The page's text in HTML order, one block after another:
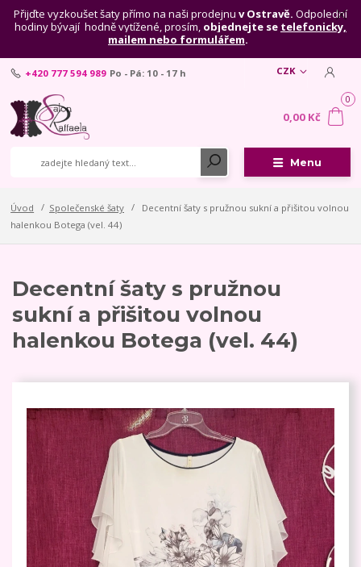
Přijďte vyzkoušet šaty přímo na naši prodejnu v Ostravě. Odpolední
hodiny bývají hodně vytížené, prosím, objednejte se telefonicky,
mailem nebo formulářem.
Menu
CZK
+420 777 594 989 Po - Pá: 10 - 17 h
0
0,00 Kč
Úvod Společenské šaty
Decentní šaty s pružnou sukní a přišitou volnou
halenkou Botega (vel. 44)
Decentní šaty s pružnou
sukní a přišitou volnou
halenkou Botega (vel. 44)